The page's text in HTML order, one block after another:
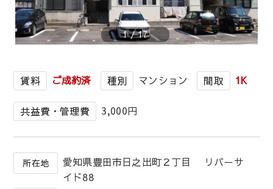
1/17
賃料 ご成約済 種別 マンション 間取 1K
共益費・管理費 3,000円
所在地
愛知県豊田市日之出町２丁目 リバーサ
イド88